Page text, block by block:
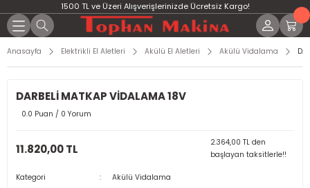
1500 TL ve Üzeri Alışverişlerinizde Ücretsiz Kargo!
Anasayfa Elektrikli El Aletleri Akülü El Aletleri Akülü Vidalama
DARBELİ MATKAP VİDALAMA 18V
0.0 Puan / 0 Yorum
11.820,00 TL
2.364,00 TL den
başlayan taksitlerle!!
Kategori
Akülü Vidalama